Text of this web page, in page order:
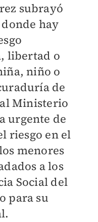
subrayó
donde hay
libertad o
niño o
de
Ministerio
urgente de
riesgo en el
menores
a los
Social del
para su